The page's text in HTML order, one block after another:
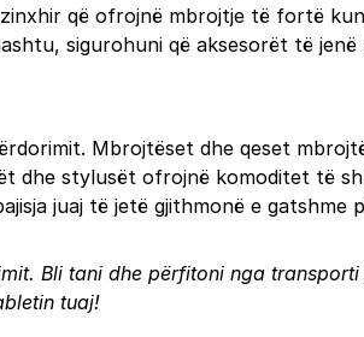
që ofrojnë mbrojtje të fortë
sigurohuni që aksesorët të jenë
Mbrojtëset dhe qeset
dhe stylusët ofrojnë komoditet të
juaj të jetë gjithmonë e gatshme
Bli tani dhe përfitoni nga
tuaj!